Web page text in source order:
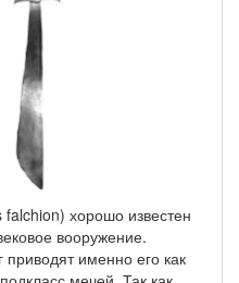
хорошо известен
вооружение.
именно его как